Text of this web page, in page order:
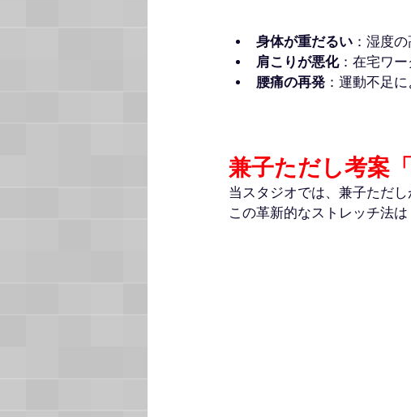
身体が重だるい ：湿度
肩こりが悪化：在宅ワ
腰痛の再発 ：運動不足
兼子ただし考案
当スタジオでは、兼子ただ
この革新的なストレッチ法は